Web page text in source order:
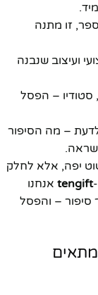
זו מתנה
ועיצוב שנבנה
סטודיו – הפסל
– מה הסיפור
יפה, אלא לחלק
tengift אנחנו
סיפור – והפסל